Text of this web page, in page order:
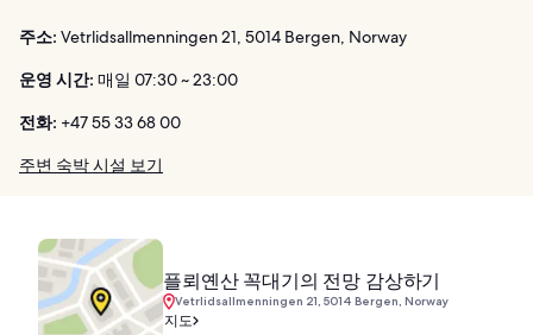
주소: Vetrlidsallmenningen 21, 5014 Bergen, Norway
운영 시간: 매일 07:30 ~ 23:00
전화: +47 55 33 68 00
주변 숙박 시설 보기
플뢰옌산 꼭대기의 전망 감상하기
Vetrlidsallmenningen 21, 5014 Bergen, Norway
지도